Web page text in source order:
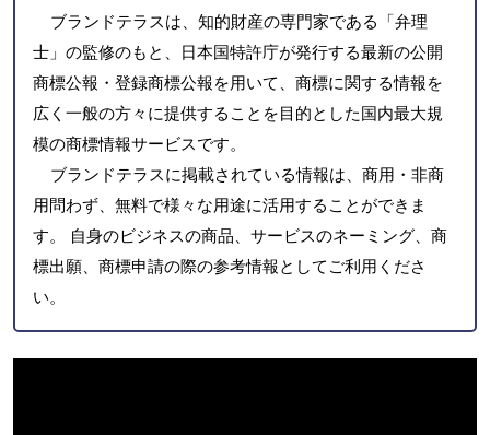
ブランドテラスは、知的財産の専門家である「弁理
士」の監修のもと、日本国特許庁が発行する最新の公開
商標公報・登録商標公報を用いて、商標に関する情報を
広く一般の方々に提供することを目的とした国内最大規
模の商標情報サービスです。
ブランドテラスに掲載されている情報は、商用・非商
用問わず、無料で様々な用途に活用することができま
す。 自身のビジネスの商品、サービスのネーミング、商
標出願、商標申請の際の参考情報としてご利用くださ
い。